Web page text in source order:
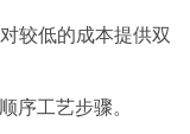
较低的成本提供双
工艺步骤。